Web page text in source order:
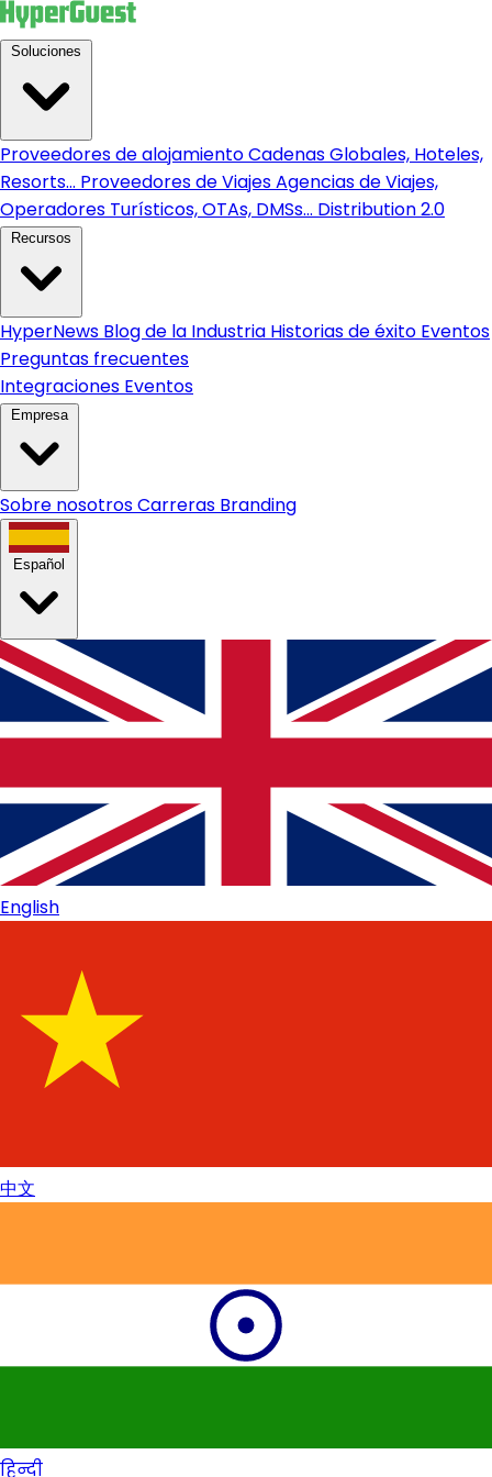
Proveedores de alojamientoCadenas Globales, Hoteles,
Resorts... Proveedores de ViajesAgencias de Viajes,
Operadores Turísticos, OTAs, DMSs... Distribution 2.0
HyperNews Blog de la Industria Historias de éxito Eventos
Preguntas frecuentes
Integraciones Eventos
Empresa
Sobre nosotrosCarreras Branding
Español
English
中文
हिन्दी